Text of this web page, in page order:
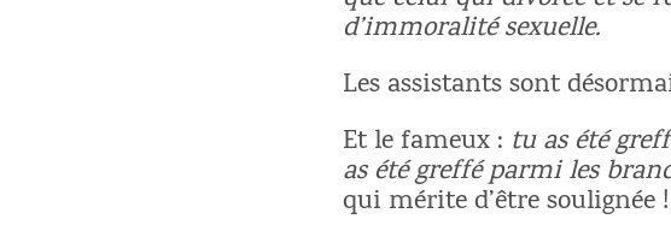
d’immoralité sexuelle.
Les assistants sont
Et le fameux : tu as été
as été greffé parmi les
qui mérite d’être soulignée !